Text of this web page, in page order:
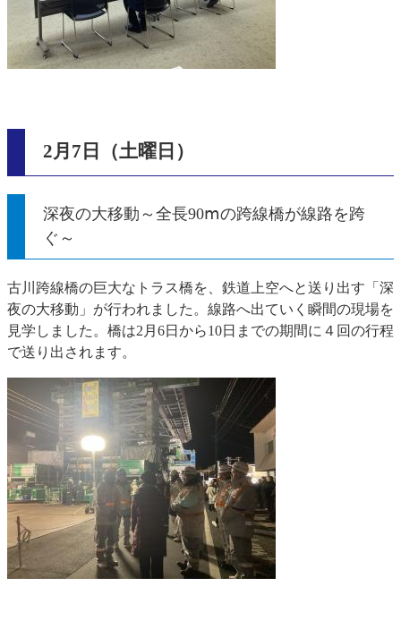
2月7日（土曜日）
深夜の大移動～全長90ⅿの跨線橋が線路を跨
ぐ～
古川跨線橋の巨大なトラス橋を、鉄道上空へと送り出す「深
夜の大移動」が行われました。線路へ出ていく瞬間の現場を
見学しました。橋は2月6日から10日までの期間に４回の行程
で送り出されます。